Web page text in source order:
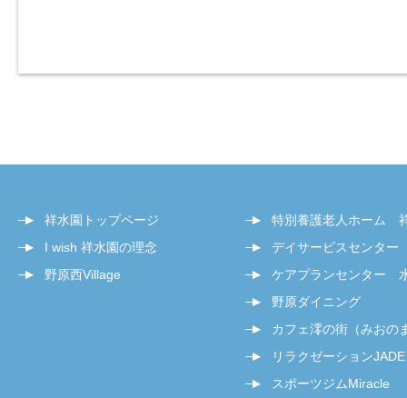
祥水園トップページ
I wish 祥水園の理念
野原西Village
特別養護老人ホーム
デイサービスセンタ
ケアプランセンター
野原ダイニング
カフェ澪の街（みおの
リラクゼーションJADE
スポーツジムMiracle